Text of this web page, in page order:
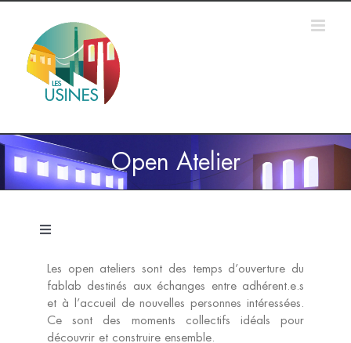
contenu
Open Atelier
Navigation
bascule
Accueil
Formations
Les open ateliers sont des temps d’ouverture du
fablab destinés aux échanges entre adhérent.e.s
et à l’accueil de nouvelles personnes intéressées.
Ce sont des moments collectifs idéals pour
découvrir et construire ensemble.